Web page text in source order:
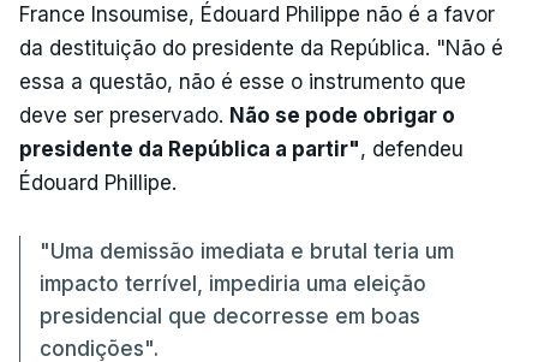
France Insoumise, Édouard Philippe não é a favor
da destituição do presidente da República. "Não é
essa a questão, não é esse o instrumento que
deve ser preservado. Não se pode obrigar o
presidente da República a partir", defendeu
Édouard Phillipe.
"Uma demissão imediata e brutal teria um
impacto terrível, impediria uma eleição
presidencial que decorresse em boas
condições".